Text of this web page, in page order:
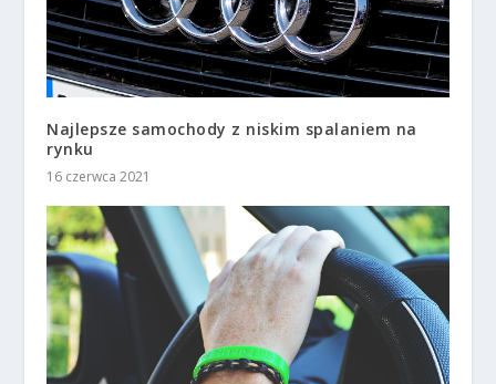
Najlepsze samochody z niskim spalaniem na
rynku
16 czerwca 2021